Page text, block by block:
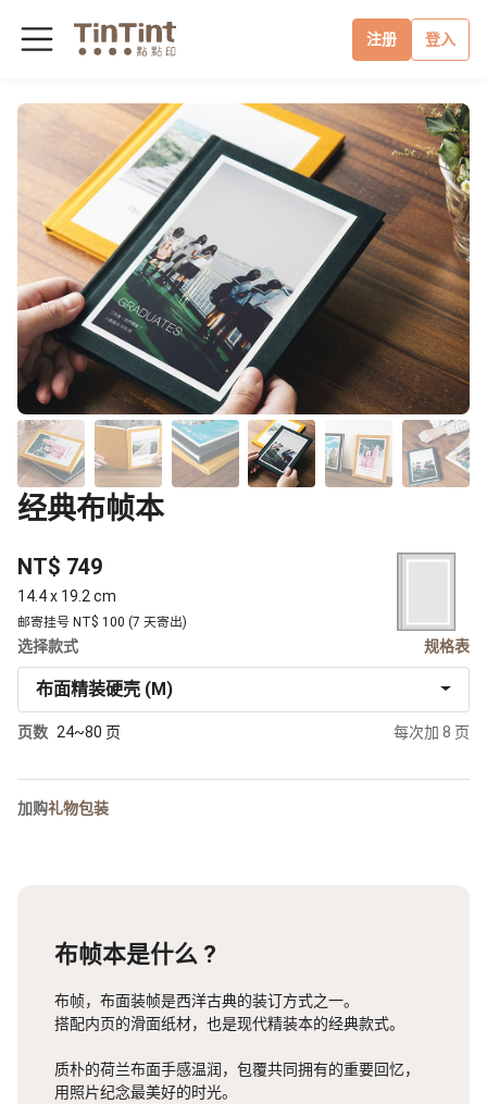
注册 登入
经典布帧本
NT$ 749
14.4 x 19.2 cm
邮寄挂号 NT$ 100 (7 天寄出)
选择款式 规格表
布面精装硬壳 (M)
页数 24~80 页 每次加 8 页
加购礼物包装
布帧本是什么 ?
布帧，布面装帧是西洋古典的装订方式之一。
搭配内页的滑面纸材，也是现代精装本的经典款式。
质朴的荷兰布面手感温润，包覆共同拥有的重要回忆，
用照片纪念最美好的时光。